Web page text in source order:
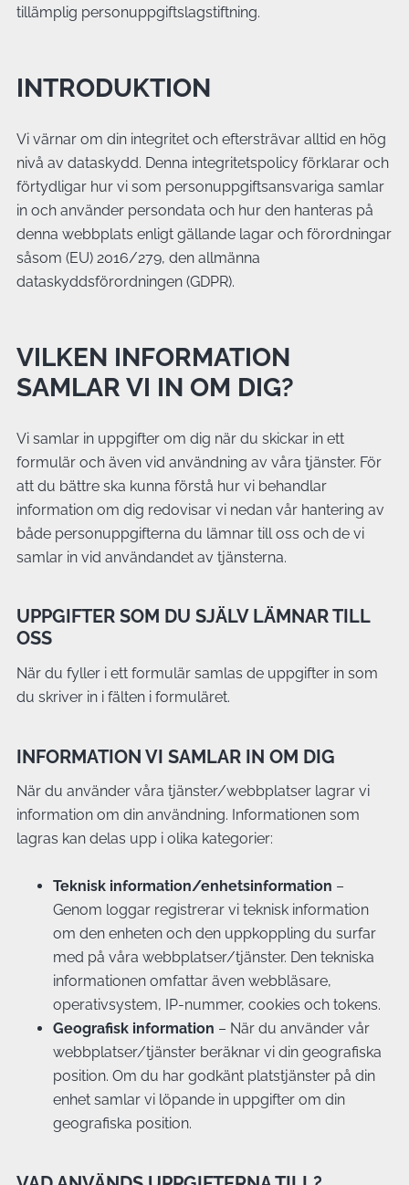
tillämplig personuppgiftslagstiftning.
INTRODUKTION
Vi värnar om din integritet och eftersträvar alltid en hög
nivå av dataskydd. Denna integritetspolicy förklarar och
förtydligar hur vi som personuppgiftsansvariga samlar
in och använder persondata och hur den hanteras på
denna webbplats enligt gällande lagar och förordningar
såsom (EU) 2016/279, den allmänna
dataskyddsförordningen (GDPR).
VILKEN INFORMATION
SAMLAR VI IN OM DIG?
Vi samlar in uppgifter om dig när du skickar in ett
formulär och även vid användning av våra tjänster. För
att du bättre ska kunna förstå hur vi behandlar
information om dig redovisar vi nedan vår hantering av
både personuppgifterna du lämnar till oss och de vi
samlar in vid användandet av tjänsterna.
UPPGIFTER SOM DU SJÄLV LÄMNAR TILL
OSS
När du fyller i ett formulär samlas de uppgifter in som
du skriver in i fälten i formuläret.
INFORMATION VI SAMLAR IN OM DIG
När du använder våra tjänster/webbplatser lagrar vi
information om din användning. Informationen som
lagras kan delas upp i olika kategorier:
Teknisk information/enhetsinformation –
Genom loggar registrerar vi teknisk information
om den enheten och den uppkoppling du surfar
med på våra webbplatser/tjänster. Den tekniska
informationen omfattar även webbläsare,
operativsystem, IP-nummer, cookies och tokens.
Geografisk information – När du använder vår
webbplatser/tjänster beräknar vi din geografiska
position. Om du har godkänt platstjänster på din
enhet samlar vi löpande in uppgifter om din
geografiska position.